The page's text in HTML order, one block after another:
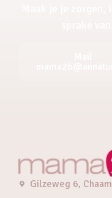
Gilzeweg 6, Chaam